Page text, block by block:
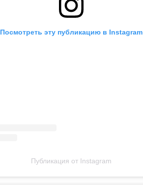
Посмотреть эту публикацию в Instagram
Публикация от Instagram